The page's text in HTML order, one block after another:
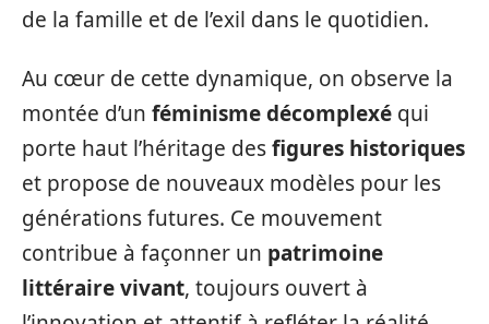
de la famille et de l’exil dans le quotidien.
Au cœur de cette dynamique, on observe la
montée d’un féminisme décomplexé qui
porte haut l’héritage desfigures historiques
et propose de nouveaux modèles pour les
générations futures. Ce mouvement
contribue à façonner un patrimoine
littéraire vivant, toujours ouvert à